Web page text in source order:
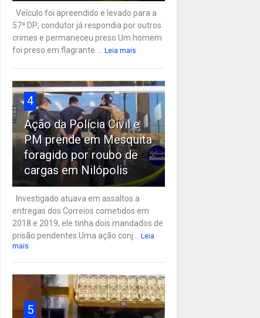
Veículo foi apreendido e levado para a
57ª DP; condutor já respondia por outros
crimes e permaneceu preso Um homem
foi preso em flagrante ... Leia mais
4
Ação da Polícia Civil e
PM prende em Mesquita
foragido por roubo de
cargas em Nilópolis
Investigado atuava em assaltos a
entregas dos Correios cometidos em
2018 e 2019; ele tinha dois mandados de
prisão pendentes Uma ação conj... Leia
mais
5